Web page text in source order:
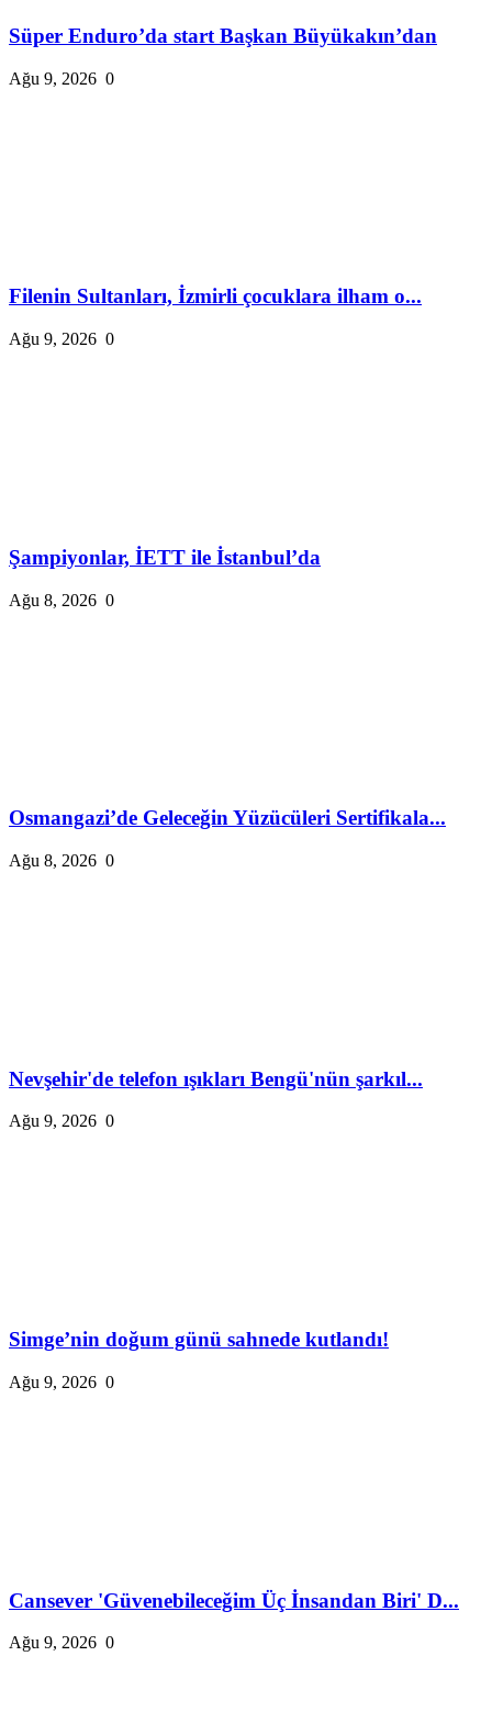
Süper Enduro’da start Başkan Büyükakın’dan
Ağu 9, 2026 0
Filenin Sultanları, İzmirli çocuklara ilham o...
Ağu 9, 2026 0
Şampiyonlar, İETT ile İstanbul’da
Ağu 8, 2026 0
Osmangazi’de Geleceğin Yüzücüleri Sertifikala...
Ağu 8, 2026 0
Nevşehir'de telefon ışıkları Bengü'nün şarkıl...
Ağu 9, 2026 0
Simge’nin doğum günü sahnede kutlandı!
Ağu 9, 2026 0
Cansever 'Güvenebileceğim Üç İnsandan Biri' D...
Ağu 9, 2026 0